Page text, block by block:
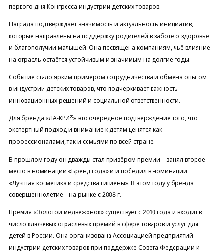
первого дня Конгресса индустрии детских товаров.
Награда подтверждает значимость и актуальность инициатив,
которые направлены на поддержку родителей в заботе о здоровье
и благополучии малышей. Она посвящена компаниям, чьё влияние
на отрасль остаётся устойчивым и значимым на долгие годы.
Событие стало ярким примером сотрудничества и обмена опытом
в индустрии детских товаров, что подчеркивает важность
инновационных решений и социальной ответственности.
Для бренда «ЛА-КРИ®» это очередное подтверждение того, что
экспертный подход и внимание к детям ценятся как
профессионалами, так и семьями по всей стране.
В прошлом году он дважды стал призёром премии – занял второе
место в номинации «Бренд года» и и победил в номинации
«Лучшая косметика и средства гигиены». В этом году у бренда
совершеннолетие – на рынке с 2008 г.
Премия «Золотой медвежонок» существует с 2010 года и входит в
число ключевых отраслевых премий в сфере товаров и услуг для
детей в России. Она организована Ассоциацией предприятий
индустрии детских товаров при поддержке Совета Федерации и